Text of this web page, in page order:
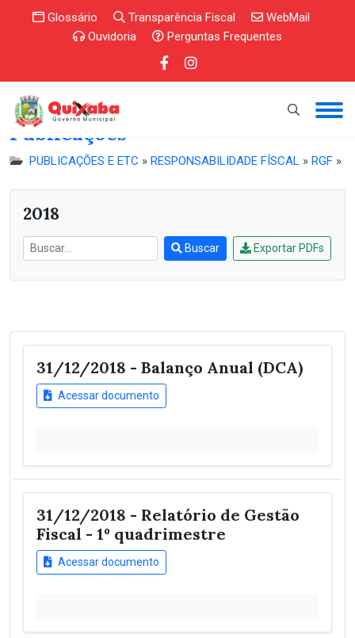
Glossário Transparência Fiscal
WebMail
Ouvidoria
Perguntas Frequentes
Publicações
PUBLICAÇÕES E ETC » RESPONSABILIDADE FÍSCAL » RGF »
2018
Buscar Exportar PDFs
31/12/2018 - Balanço Anual (DCA)
Acessar documento
31/12/2018 - Relatório de Gestão
Fiscal - 1º quadrimestre
Acessar documento